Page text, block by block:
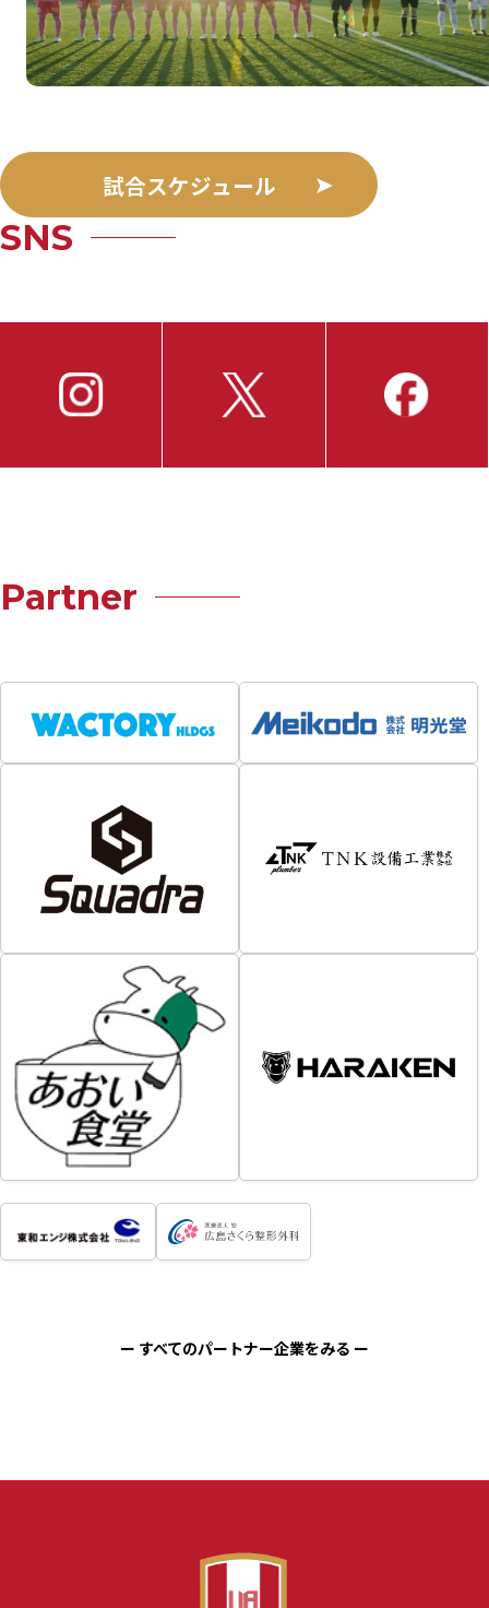
試合スケジュール
SNS
Partner
ー すべてのパートナー企業をみる ー